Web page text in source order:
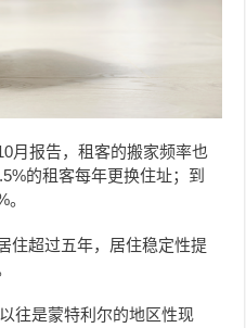
月报告，租客的搬家频率也
的租客每年更换住址；到
住超过五年，居住稳定性提
往是蒙特利尔的地区性现